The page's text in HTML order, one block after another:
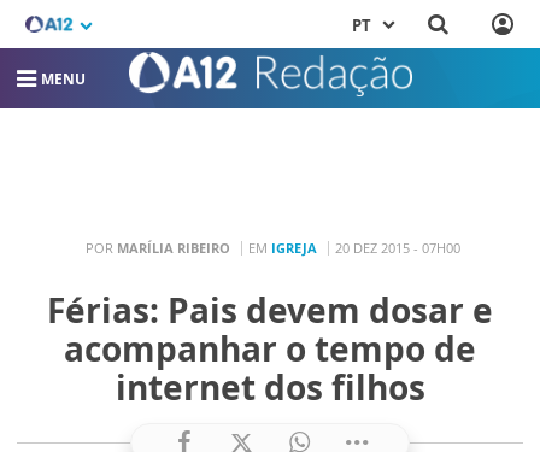
PT
MENU
POR MARÍLIA RIBEIRO EM IGREJA 20 DEZ 2015 - 07H00
Férias: Pais devem dosar e
acompanhar o tempo de
internet dos filhos